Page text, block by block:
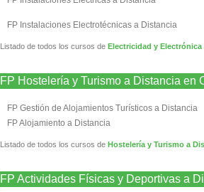
FP Instalaciones Electrotécnicas a Distancia
Listado de todos los cursos de Electricidad y Electrónica
FP Hostelería y Turismo a Distancia en
FP Gestión de Alojamientos Turísticos a Distancia
FP Alojamiento a Distancia
Listado de todos los cursos de Hostelería y Turismo a
FP Actividades Físicas y Deportivas a